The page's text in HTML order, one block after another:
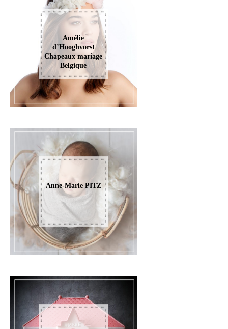
Amélie
d’Hooghvorst
Chapeaux mariage
Belgique
Anne-Marie PITZ